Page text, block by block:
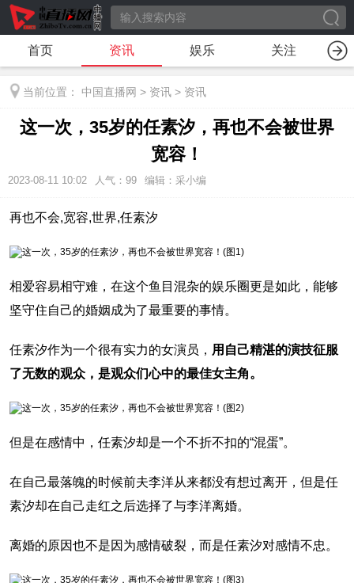
首页 资讯 娱乐 关注
当前位置： 中国直播网 > 资讯 > 资讯
这一次，35岁的任素汐，再也不会被世界
宽容！
2023-08-11 10:02 人气： 99 编辑：采小编
再也不会,宽容,世界,任素汐
相爱容易相守难，在这个鱼目混杂的娱乐圈更是如此，能够
坚守住自己的婚姻成为了最重要的事情。
任素汐作为一个很有实力的女演员， 用自己精湛的演技征服
了无数的观众，是观众们心中的最佳女主角。
但是在感情中，任素汐却是一个不折不扣的“混蛋”。
在自己最落魄的时候前夫李洋从来都没有想过离开，但是任
素汐却在自己走红之后选择了与李洋离婚。
离婚的原因也不是因为感情破裂，而是任素汐对感情不忠。